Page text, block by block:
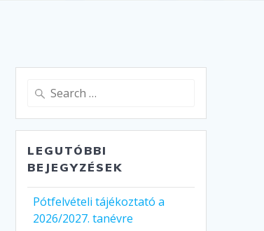
Search
LEGUTÓBBI
BEJEGYZÉSEK
Pótfelvételi tájékoztató a
2026/2027. tanévre